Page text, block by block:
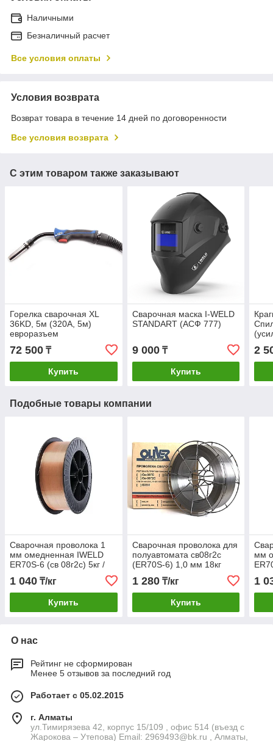
Наличными
Безналичный расчет
Все условия оплаты
Условия возврата
Возврат товара в течение 14 дней по договоренности
Все условия возврата
С этим товаром также заказывают
Горелка сварочная XL
36KD, 5м (320А, 5м)
евроразъем
72 500 ₸
Купить
Сварочная маска I-WELD
STANDART (АСФ 777)
9 000₸
Купить
2
Подобные товары компании
Сварочная проволока 1
мм омедненная IWELD
ER70S-6 (св 08г2с) 5кг /
1 040 ₸/кг
Купить
Сварочная проволока для
полуавтомата св08г2с
(ER70S-6) 1,0 мм 18кг
1 280₸/кг
Купить
мм
1
О нас
Рейтинг не сформирован
Менее 5 отзывов за последний год
Работает с 05.02.2015
г. Алматы
ул.Тимирязева 42, корпус 15/109 , офис 514 (въезд с
Жарокова – Утепова) Email: 2969493@bk.ru , Алматы,